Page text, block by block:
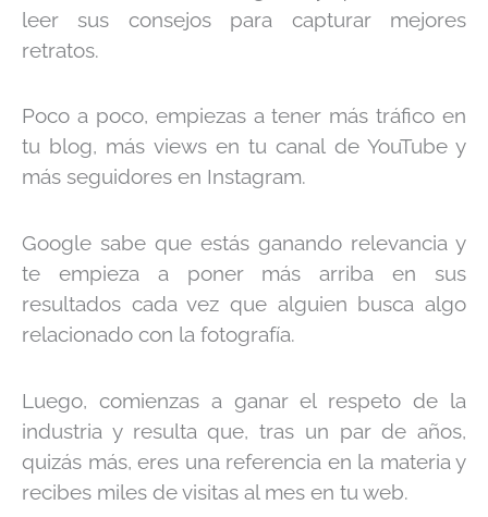
leer sus consejos para capturar mejores
retratos.
Poco a poco, empiezas a tener más tráfico en
tu blog, más views en tu canal de YouTube y
más seguidores en Instagram.
Google sabe que estás ganando relevancia y
te empieza a poner más arriba en sus
resultados cada vez que alguien busca algo
relacionado con la fotografía.
Luego, comienzas a ganar el respeto de la
industria y resulta que, tras un par de años,
quizás más, eres una referencia en la materia y
recibes miles de visitas al mes en tu web.